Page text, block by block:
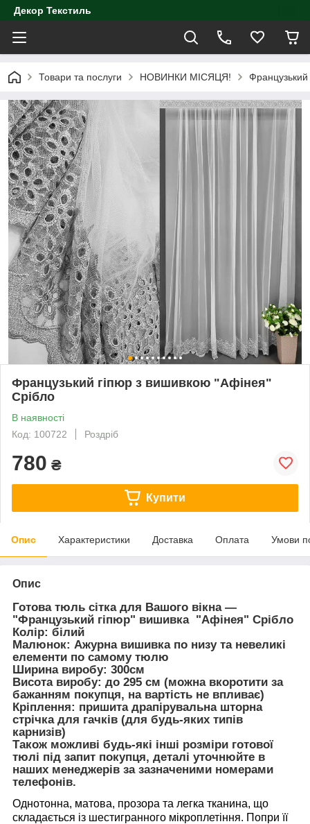
Декор Текстиль
Товари та послуги НОВИНКИ МІСЯЦЯ!
Французький гіпюр з вишивкою "Афінея"
Срібло
В наявності
Код: 100722
Роздріб
780 ₴
Купити
Опис Характеристики Доставка Оплата Умови
Опис
Готова тюль сітка для Вашого вікна —
"Французький гіпюр" вишивка "Афінея" Срібло
Колір: білий
Малюнок: Ажурна вишивка по низу та невеликі
елементи по самому тюлю
Ширина виробу: 300см
Висота виробу: до 295 см (можна вкоротити за
бажанням покупця, на вартість не впливає)
Кріплення: пришита драпірувальна шторна
стрічка для гачків (для будь-яких типів
карнизів)
Також можливі будь-які інші розміри готової
тюлі під запит покупця, деталі уточнюйте в
наших менеджерів за зазначеними номерами
телефонів.
Однотонна, матова, прозора та легка тканина, що
складається із шестигранного мікроплетіння. Попри її